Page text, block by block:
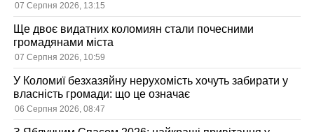
07 Серпня 2026, 13:15
Ще двоє видатних коломиян стали почесними
громадянами міста
07 Серпня 2026, 10:59
У Коломиї безхазяйну нерухомість хочуть забирати у
власність громади: що це означає
06 Серпня 2026, 08:47